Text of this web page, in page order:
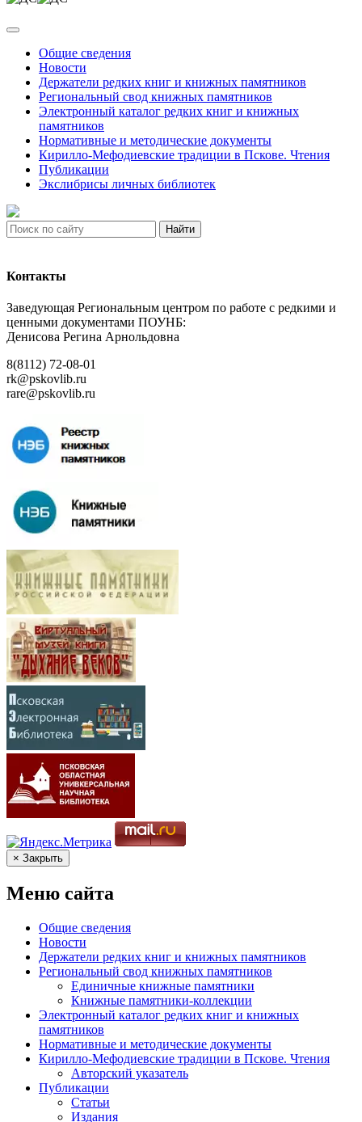
Общие сведения
Новости
Держатели редких книг и книжных памятников
Региональный свод книжных памятников
Электронный каталог редких книг и книжных
памятников
Нормативные и методические документы
Кирилло-Мефодиевские традиции в Пскове. Чтения
Публикации
Экслибрисы личных библиотек
Найти
Контакты
Заведующая Региональным центром по работе с редкими и
ценными документами ПОУНБ:
Денисова Регина Арнольдовна
8(8112) 72-08-01
rk@pskovlib.ru
rare@pskovlib.ru
× Закрыть
Меню сайта
Общие сведения
Новости
Держатели редких книг и книжных памятников
Региональный свод книжных памятников
Единичные книжные памятники
Книжные памятники-коллекции
Электронный каталог редких книг и книжных
памятников
Нормативные и методические документы
Кирилло-Мефодиевские традиции в Пскове. Чтения
Авторский указатель
Публикации
Статьи
Издания